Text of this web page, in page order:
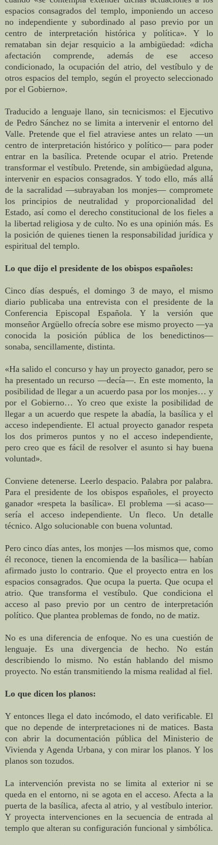
espacios consagrados del templo, imponiendo un acceso
no independiente y subordinado al paso previo por un
centro de interpretación histórica y política». Y lo
remataban sin dejar resquicio a la ambigüedad: «dicha
afectación comprende, además de ese acceso
condicionado, la ocupación del atrio, del vestíbulo y de
otros espacios del templo, según el proyecto seleccionado
por el Gobierno».
Traducido a lenguaje llano, sin tecnicismos: el Ejecutivo
de Pedro Sánchez no se limita a intervenir el entorno del
Valle. Pretende que el fiel atraviese antes un relato —un
centro de interpretación histórico y político— para poder
entrar en la basílica. Pretende ocupar el atrio. Pretende
transformar el vestíbulo. Pretende, sin ambigüedad alguna,
intervenir en espacios consagrados. Y todo ello, más allá
de la sacralidad —subrayaban los monjes— compromete
los principios de neutralidad y proporcionalidad del
Estado, así como el derecho constitucional de los fieles a
la libertad religiosa y de culto. No es una opinión más. Es
la posición de quienes tienen la responsabilidad jurídica y
espiritual del templo.
Lo que dijo el presidente de los obispos españoles:
Cinco días después, el domingo 3 de mayo, el mismo
diario publicaba una entrevista con el presidente de la
Conferencia Episcopal Española. Y la versión que
monseñor Argüello ofrecía sobre ese mismo proyecto —ya
conocida la posición pública de los benedictinos—
sonaba, sencillamente, distinta.
«Ha salido el concurso y hay un proyecto ganador, pero se
ha presentado un recurso —decía—. En este momento, la
posibilidad de llegar a un acuerdo pasa por los monjes… y
por el Gobierno… Yo creo que existe la posibilidad de
llegar a un acuerdo que respete la abadía, la basílica y el
acceso independiente. El actual proyecto ganador respeta
los dos primeros puntos y no el acceso independiente,
pero creo que es fácil de resolver el asunto si hay buena
voluntad».
Conviene detenerse. Leerlo despacio. Palabra por palabra.
Para el presidente de los obispos españoles, el proyecto
ganador «respeta la basílica». El problema —si acaso—
sería el acceso independiente. Un fleco. Un detalle
técnico. Algo solucionable con buena voluntad.
Pero cinco días antes, los monjes —los mismos que, como
él reconoce, tienen la encomienda de la basílica— habían
afirmado justo lo contrario. Que el proyecto entra en los
espacios consagrados. Que ocupa la puerta. Que ocupa el
atrio. Que transforma el vestíbulo. Que condiciona el
acceso al paso previo por un centro de interpretación
político. Que plantea problemas de fondo, no de matiz.
No es una diferencia de enfoque. No es una cuestión de
lenguaje. Es una divergencia de hecho. No están
describiendo lo mismo. No están hablando del mismo
proyecto. No están transmitiendo la misma realidad al fiel.
Lo que dicen los planos:
Y entonces llega el dato incómodo, el dato verificable. El
que no depende de interpretaciones ni de matices. Basta
con abrir la documentación pública del Ministerio de
Vivienda y Agenda Urbana, y con mirar los planos. Y los
planos son tozudos.
La intervención prevista no se limita al exterior ni se
queda en el entorno, ni se agota en el acceso. Afecta a la
puerta de la basílica, afecta al atrio, y al vestíbulo interior.
Y proyecta intervenciones en la secuencia de entrada al
templo que alteran su configuración funcional y simbólica.